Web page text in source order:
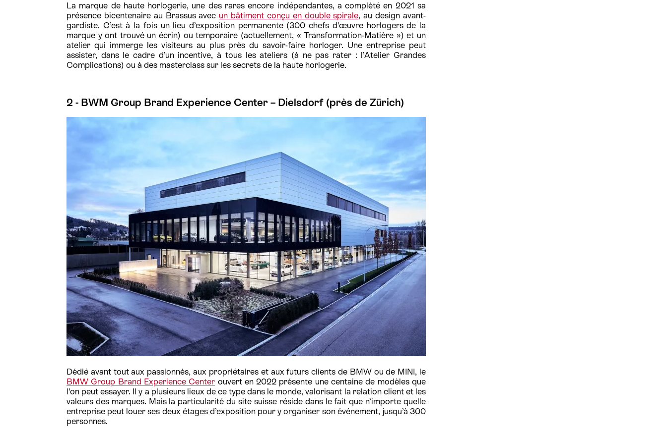
La marque de haute horlogerie, une des rares encore indépendantes, a complété en 2021 sa
présence bicentenaire au Brassus avec un bâtiment conçu en double spirale, au design avant-
gardiste. C’est à la fois un lieu d’exposition permanente (300 chefs d’œuvre horlogers de la
marque y ont trouvé un écrin) ou temporaire (actuellement, « Transformation-Matière ») et un
atelier qui immerge les visiteurs au plus près du savoir-faire horloger. Une entreprise peut
assister, dans le cadre d’un incentive, à tous les ateliers (à ne pas rater : l’Atelier Grandes
Complications) ou à des masterclass sur les secrets de la haute horlogerie.
2 - BWM Group Brand Experience Center – Dielsdorf (près de Zürich)
Dédié avant tout aux passionnés, aux propriétaires et aux futurs clients de BMW ou de MINI, le
BMW Group Brand Experience Center ouvert en 2022 présente une centaine de modèles que
l’on peut essayer. Il y a plusieurs lieux de ce type dans le monde, valorisant la relation client et les
valeurs des marques. Mais la particularité du site suisse réside dans le fait que n’importe quelle
entreprise peut louer ses deux étages d’exposition pour y organiser son événement, jusqu’à 300
personnes.